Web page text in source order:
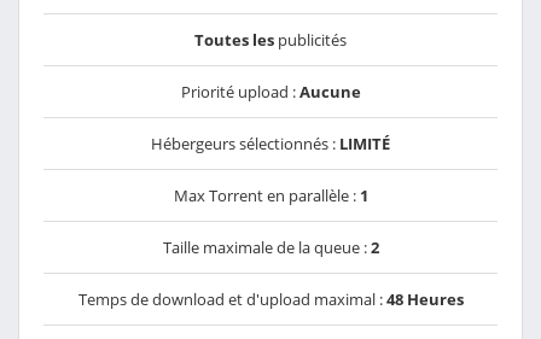
Toutes les publicités
Priorité upload :Aucune
Hébergeurs sélectionnés : LIMITÉ
Max Torrent en parallèle : 1
Taille maximale de la queue :2
Temps de download et d'upload maximal :48 Heures